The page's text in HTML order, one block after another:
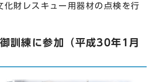
化財レスキュー用器材の点検を行
訓練に参加（平成30年1月